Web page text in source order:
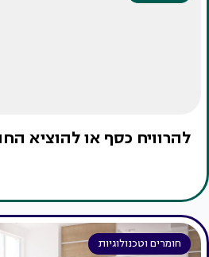
להרוויח כסף או להוציא
חומרים וטכנולוגיות